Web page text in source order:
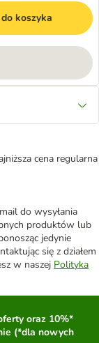
koszyka
cena regularna
do wysyłania
produktów lub
jedynie
się z działem
w naszej Polityka
oraz 10%*
(*dla nowych